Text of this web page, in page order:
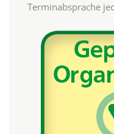
Terminabsprache